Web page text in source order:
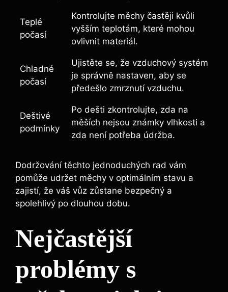
Teplé
počasí
Kontrolujte měchy‌ častěji kvůli
⁢vyšším teplotám, které mohou
ovlivnit materiál.
Chladné
počasí
Ujistěte se, že vzduchový systém
je správně nastaven, aby se
předešlo zmrznutí vzduchu.
Deštivé
podmínky
Po dešti zkontrolujte, zda na
měších nejsou známky vlhkosti a
zda není potřeba údržba.
Dodržování těchto jednoduchých rad vám
pomůže udržet měchy v optimálním stavu a
zajistí, že váš vůz zůstane bezpečný a
spolehlivý po dlouhou dobu.
Nejčastější
problémy s